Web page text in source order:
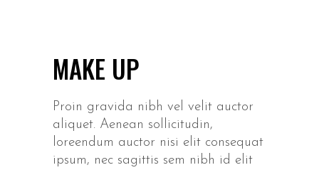
MAKE UP
Proin gravida nibh vel velit auctor
aliquet. Aenean sollicitudin,
loreendum auctor nisi elit consequat
ipsum, nec sagittis sem nibh id elit